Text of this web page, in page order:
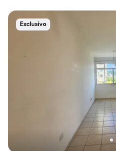
Exclusivo